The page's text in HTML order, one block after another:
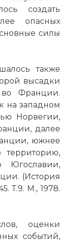
создать
опасных
силы
также
высадки
во Франции.
на западном
Норвегии,
далее
южнее
территорию,
Югославии,
(История
Т.9. М., 1978.
оценки
событий,